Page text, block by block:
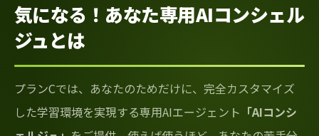
気になる！あなた専用AIコンシェル
ジュとは
プランCでは、あなたのためだけに、完全カスタマイズ
した学習環境を実現する専用AIエージェント 「AIコンシ